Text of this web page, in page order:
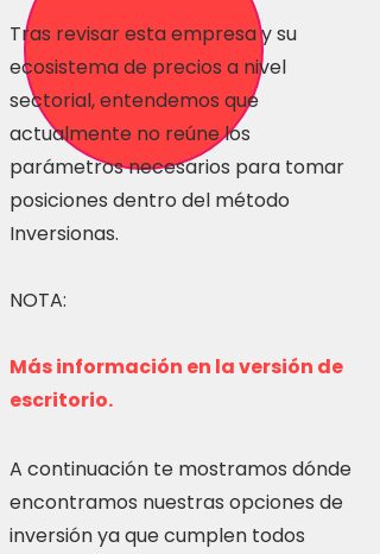
Tras revisar esta empresa y su
ecosistema de precios a nivel
sectorial, entendemos que
actualmente no reúne los
parámetros necesarios para tomar
posiciones dentro del método
Inversionas.
NOTA:
Más información en la versión de
escritorio.
A continuación te mostramos dónde
encontramos nuestras opciones de
inversión ya que cumplen todos